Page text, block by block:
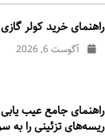
راهنمای خرید کولر گازی
آگوست 6, 2026
راهنمای جامع عیب
ریسه‌های تزئینی را به